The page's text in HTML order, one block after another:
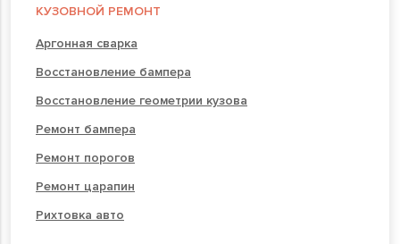
КУЗОВНОЙ РЕМОНТ
Аргонная сварка
Восстановление бампера
Восстановление геометрии кузова
Ремонт бампера
Ремонт порогов
Ремонт царапин
Рихтовка авто